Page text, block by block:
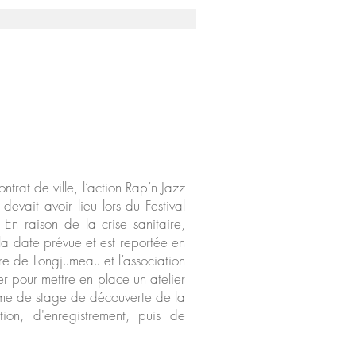
de ville, l’action Rap’n Jazz
avoir lieu lors du Festival
raison de la crise sanitaire,
date prévue et est reportée en
de Longjumeau et l’association
pour mettre en place un atelier
de stage de découverte de la
d'enregistrement, puis de